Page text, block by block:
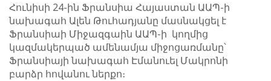
Հունիսի 24-ին Ֆրանսիա Հայաստան ԱԱՊ-ի
նախագահ Ալեն Թուհադյանը մասնակցել է
Ֆրանսիաի Միջազգաին ԱԱՊ-ի կողմից
կազմակերպած ամենամյա միջոցառմանը՝
Ֆրանսիայի նախագահ Էմանուել Մակրոնի
բարձր հովանու ներքո։